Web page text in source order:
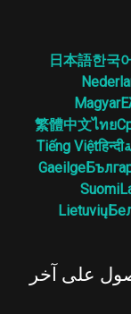
한국
日本語
Magyar
ไทย
繁體中文
हिन्दी
Tiếng Việt
Gaeilge
Suomi
Lietuvių
على آخر